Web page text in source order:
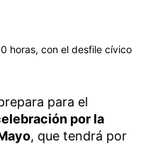
horas, con el desfile cívico
para el
por la
, que tendrá por